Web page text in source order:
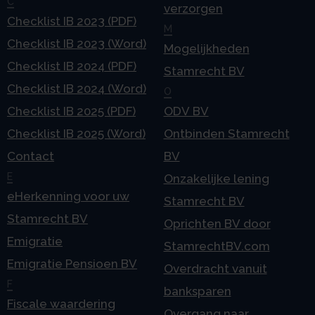
Checklist IB 2023 (PDF)
Checklist IB 2023 (Word)
Checklist IB 2024 (PDF)
Checklist IB 2024 (Word)
Checklist IB 2025 (PDF)
Checklist IB 2025 (Word)
Contact
E
eHerkenning voor uw
Stamrecht BV
Emigratie
Emigratie Pensioen BV
F
Fiscale waardering
verzorgen
M
Mogelijkheden
Stamrecht BV
O
ODV BV
Ontbinden Stamrecht
BV
Onzakelijke lening
Stamrecht BV
Oprichten BV door
StamrechtBV.com
Overdracht vanuit
banksparen